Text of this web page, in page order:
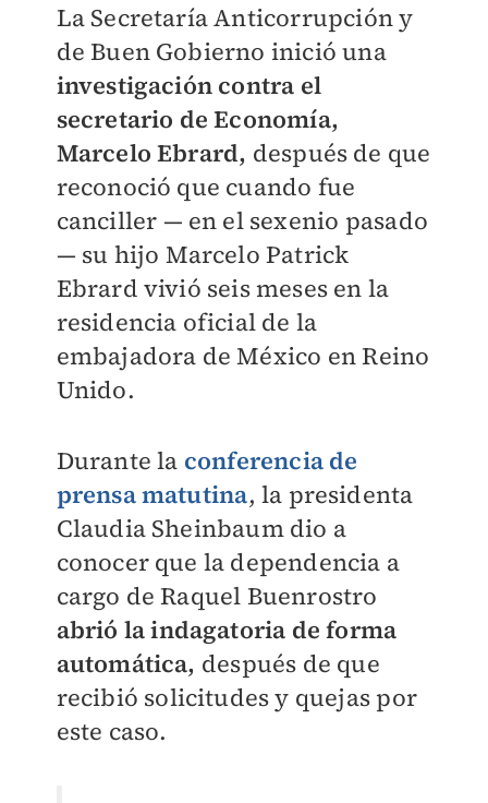
La Secretaría Anticorrupción y
de Buen Gobierno inició una
investigación contra el
secretario de Economía,
Marcelo Ebrard, después de que
reconoció que cuando fue
canciller — en el sexenio pasado
— su hijo Marcelo Patrick
Ebrard vivió seis meses en la
residencia oficial de la
embajadora de México en Reino
Unido.
Durante la conferencia de
prensa matutina, la presidenta
Claudia Sheinbaum dio a
conocer que la dependencia a
cargo de Raquel Buenrostro
abrió la indagatoria de forma
automática, después de que
recibió solicitudes y quejas por
este caso.